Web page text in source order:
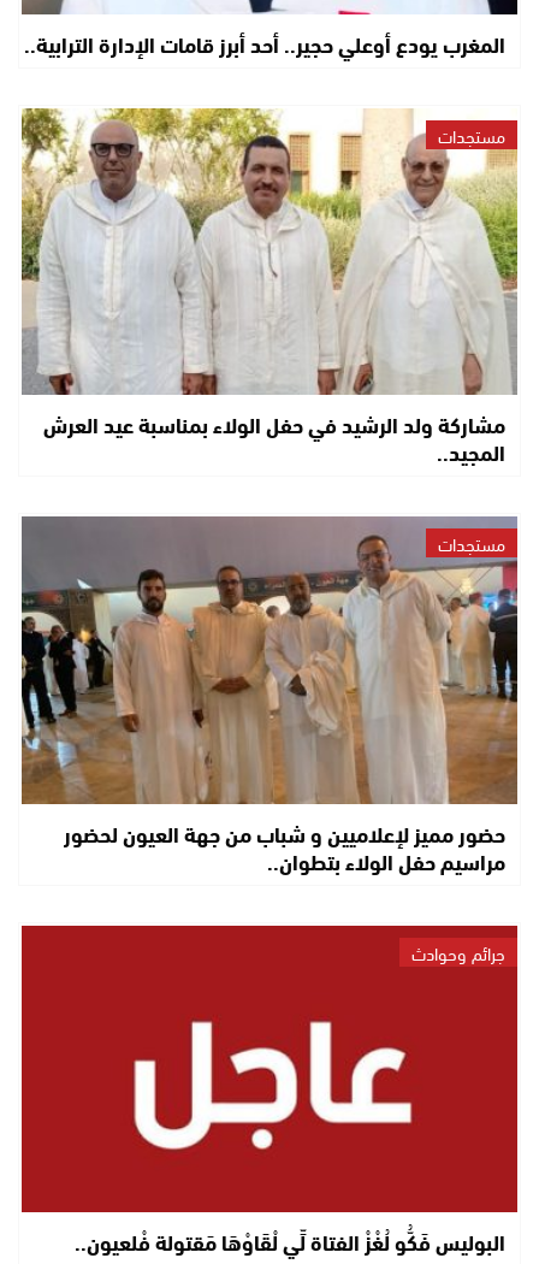
المغرب يودع أوعلي حجير.. أحد أبرز قامات الإدارة الترابية..
مستجدات
مشاركة ولد الرشيد في حفل الولاء بمناسبة عيد العرش
المجيد..
مستجدات
حضور مميز لإعلاميين و شباب من جهة العيون لحضور
مراسيم حفل الولاء بتطوان..
جرائم وحوادث
البوليس فَكُّو لُغْزْ الفتاة لِّي لْقَاوْهَا مَقتولة فْلعيون..